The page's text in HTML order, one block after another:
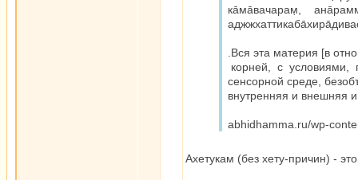
ка̄ма̄вачарам̣,
.Вся эта материя [в
корней, с условиями,
сенсорной среде,
внутренняя и внешняя
abhidhamma.ru/wp-
Ахетукам (без хету-причин) -